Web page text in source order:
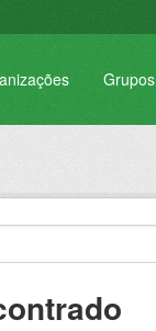
Grupos